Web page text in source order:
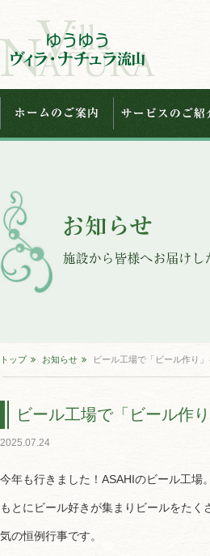
トップ お知らせ ビール工場で「ビール作り
ビール工場で「ビール作
2025.07.24
今年も行きました！ASAHIのビール工場
もとにビール好きが集まりビールをたく
気の恒例行事です。